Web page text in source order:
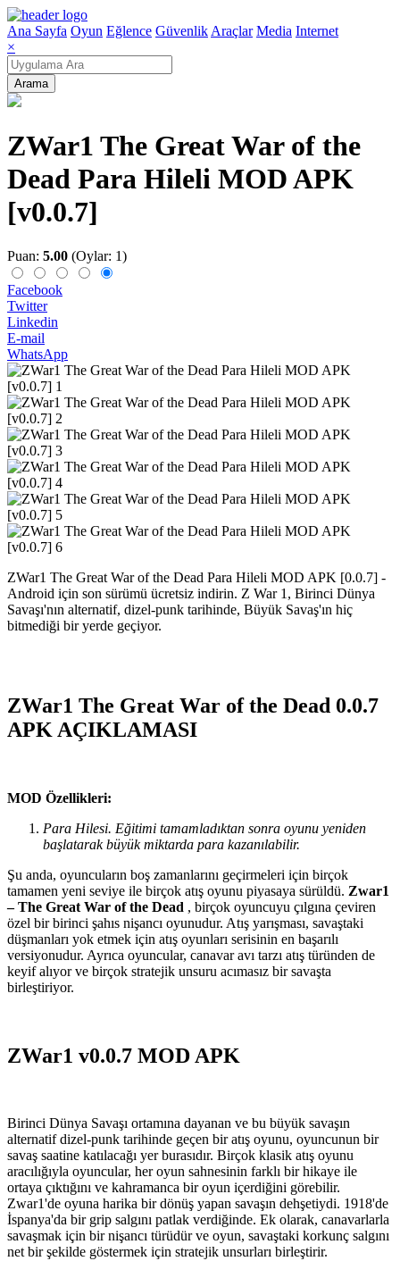
Ana Sayfa Oyun Eğlence Güvenlik Araçlar Media Internet
×
Arama
ZWar1 The Great War of the
Dead Para Hileli MOD APK
[v0.0.7]
Puan: 5.00 (Oylar: 1)
Facebook
Twitter
Linkedin
E-mail
WhatsApp
ZWar1 The Great War of the Dead Para Hileli MOD APK [0.0.7] -
Android için son sürümü ücretsiz indirin. Z War 1, Birinci Dünya
Savaşı'nın alternatif, dizel-punk tarihinde, Büyük Savaş'ın hiç
bitmediği bir yerde geçiyor.
ZWar1 The Great War of the Dead 0.0.7
APK AÇIKLAMASI
MOD Özellikleri:
Para Hilesi. Eğitimi tamamladıktan sonra oyunu yeniden
başlatarak büyük miktarda para kazanılabilir.
Şu anda, oyuncuların boş zamanlarını geçirmeleri için birçok
tamamen yeni seviye ile birçok atış oyunu piyasaya sürüldü. Zwar1
– The Great War of the Dead , birçok oyuncuyu çılgına çeviren
özel bir birinci şahıs nişancı oyunudur. Atış yarışması, savaştaki
düşmanları yok etmek için atış oyunları serisinin en başarılı
versiyonudur. Ayrıca oyuncular, canavar avı tarzı atış türünden de
keyif alıyor ve birçok stratejik unsuru acımasız bir savaşta
birleştiriyor.
ZWar1 v0.0.7 MOD APK
Birinci Dünya Savaşı ortamına dayanan ve bu büyük savaşın
alternatif dizel-punk tarihinde geçen bir atış oyunu, oyuncunun bir
savaş saatine katılacağı yer burasıdır. Birçok klasik atış oyunu
aracılığıyla oyuncular, her oyun sahnesinin farklı bir hikaye ile
ortaya çıktığını ve kahramanca bir oyun içerdiğini görebilir.
Zwar1'de oyuna harika bir dönüş yapan savaşın dehşetiydi. 1918'de
İspanya'da bir grip salgını patlak verdiğinde. Ek olarak, canavarlarla
savaşmak için bir nişancı türüdür ve oyun, savaştaki korkunç salgını
net bir şekilde göstermek için stratejik unsurları birleştirir.